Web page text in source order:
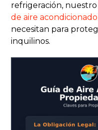
refrigeración,
de aire acondicionado
necesitan para
inquilinos.